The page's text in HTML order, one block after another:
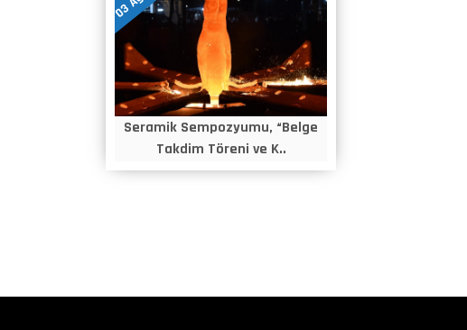
Seramik Sempozyumu, “Belge
Takdim Töreni ve K..